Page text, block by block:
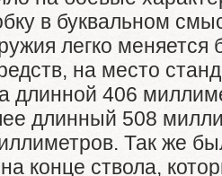
в буквальном
легко меняется
на место
длинной 406
длинный 508
Так же
конце ствола,